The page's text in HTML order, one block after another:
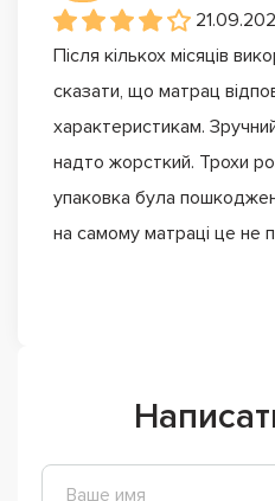
Після кількох місяців
сказати, що матрац
характеристикам.
надто жорсткий. Трохи
упаковка була
на самому матраці це не